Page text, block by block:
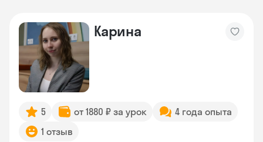
Карина
5 от 1880 ₽ за урок
4 года опыта
1 отзыв